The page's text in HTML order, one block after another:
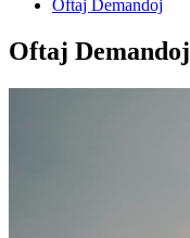
Oftaj Demandoj
Oftaj Demandoj